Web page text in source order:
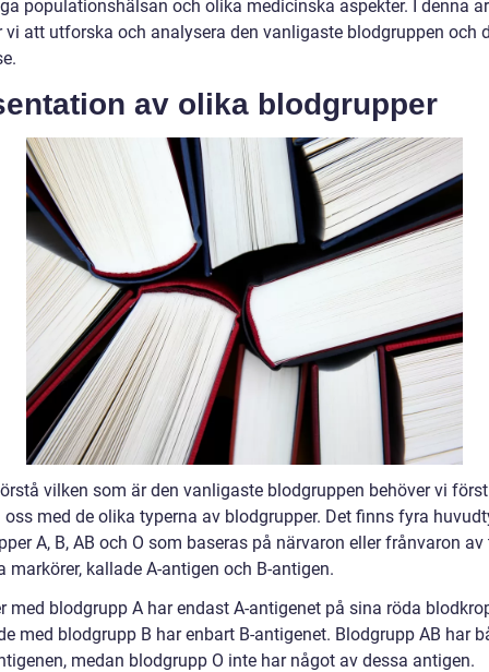
populationshälsan och olika medicinska aspekter. I denna
vi att utforska och analysera den vanligaste blodgruppen och
av olika blodgrupper
vilken som är den vanligaste blodgruppen behöver vi först
oss med de olika typerna av blodgrupper. Det finns fyra
A, B, AB och O som baseras på närvaron eller frånvaron av
markörer, kallade A-antigen och B-antigen.
med blodgrupp A har endast A-antigenet på sina röda
med blodgrupp B har enbart B-antigenet. Blodgrupp AB har
medan blodgrupp O inte har något av dessa antigen.